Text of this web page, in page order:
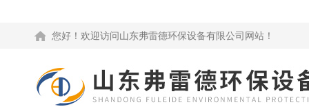
您好！欢迎访问山东弗雷德环保设备有限公司网站！